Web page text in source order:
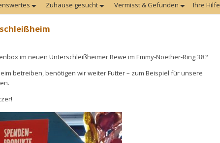
Zuhause gesucht Vermisst & Gefunden Ihre Hilfe
im neuen Unterschleißheimer Rewe im Emmy-Noether-Ring 38?
betreiben, benötigen wir weiter Futter – zum Beispiel für unsere